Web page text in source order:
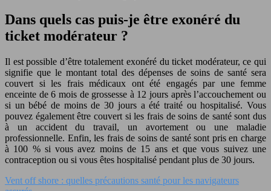
Dans quels cas puis-je être exonéré du
ticket modérateur ?
Il est possible d’être totalement exonéré du ticket modérateur, ce qui
signifie que le montant total des dépenses de soins de santé sera
couvert si les frais médicaux ont été engagés par une femme
enceinte de 6 mois de grossesse à 12 jours après l’accouchement ou
si un bébé de moins de 30 jours a été traité ou hospitalisé. Vous
pouvez également être couvert si les frais de soins de santé sont dus
à un accident du travail, un avortement ou une maladie
professionnelle. Enfin, les frais de soins de santé sont pris en charge
à 100 % si vous avez moins de 15 ans et que vous suivez une
contraception ou si vous êtes hospitalisé pendant plus de 30 jours.
Vent off shore : quelles précautions santé pour les navigateurs